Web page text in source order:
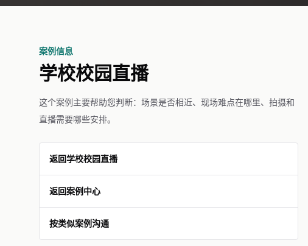
案例信息
学校校园直播
这个案例主要帮助您判断：场景是否相近、现场难点在哪里、拍摄和
直播需要哪些安排。
返回学校校园直播
返回案例中心
按类似案例沟通